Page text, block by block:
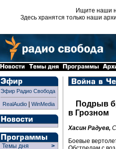
Ищите наши
Здесь хранятся только наши
Эфир Радио Свобода
RealAudio| WinMedia
Темы дня
>
Подрыв
в Грозном
Хасин Радуев,
Боевые